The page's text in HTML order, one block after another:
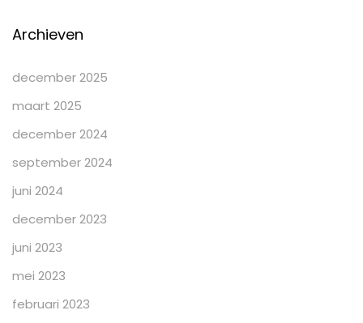
Archieven
december 2025
maart 2025
december 2024
september 2024
juni 2024
december 2023
juni 2023
mei 2023
februari 2023